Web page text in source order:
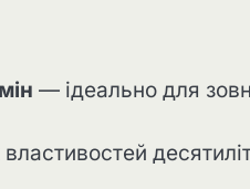
— ідеально для